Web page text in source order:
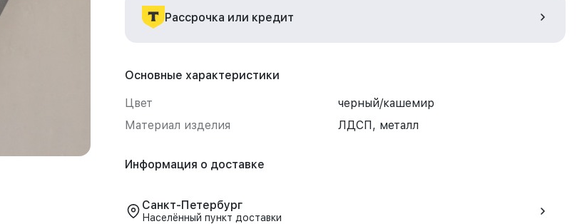
Рассрочка или кредит
Основные характеристики
Цвет
черный/кашемир
Материал изделия
ЛДСП, металл
Информация о доставке
Санкт-Петербург
Населённый пункт доставки